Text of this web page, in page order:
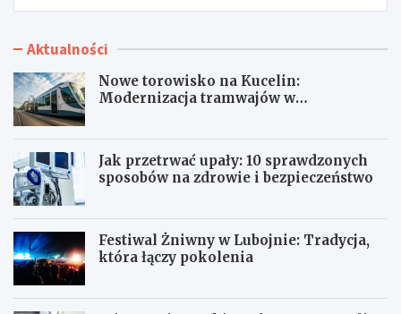
Aktualności
Nowe torowisko na Kucelin:
Modernizacja tramwajów w
Jak przetrwać upały: 10 sprawdzonych
sposobów na zdrowie i bezpieczeństwo
Festiwal Żniwny w Lubojnie: Tradycja,
która łączy pokolenia